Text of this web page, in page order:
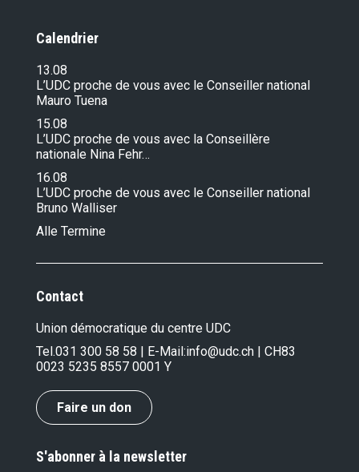
Calendrier
13.08
L’UDC proche de vous avec le Conseiller national
Mauro Tuena
15.08
L’UDC proche de vous avec la Conseillère
nationale Nina Fehr…
16.08
L’UDC proche de vous avec le Conseiller national
Bruno Walliser
Alle Termine
Contact
Union démocratique du centre UDC
Tel.031 300 58 58 | E-Mail:info@udc.ch | CH83
0023 5235 8557 0001 Y
Faire un don
S'abonner à la newsletter